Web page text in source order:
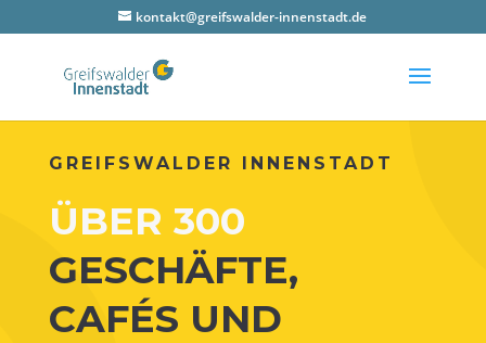
kontakt@greifswalder-innenstadt.de
GREIFS­WAL­DER INNENSTADT
ÜBER 300
GESCHÄFTE,
CAFÉS UND